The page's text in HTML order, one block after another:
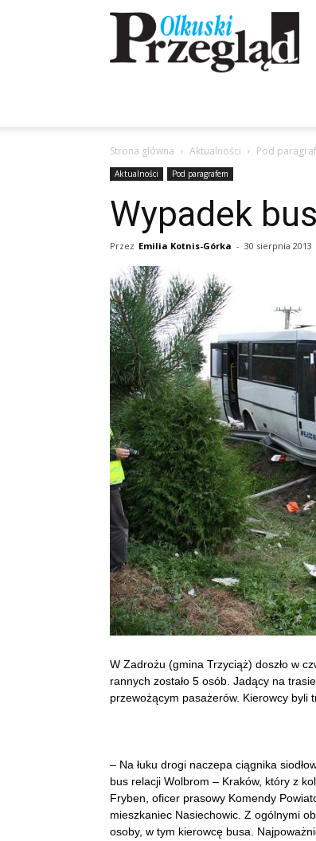
Przegląd
Olkuski
Strona główna Aktualności Pod
Aktualności Pod paragrafem
Wypadek
Przez Emilia Kotnis-Górka - 30 sierpnia 2013
W Zadrożu (gmina Trzyciąż) doszło w
rannych zostało 5 osób. Jadący na
przewożącym pasażerów. Kierowcy byli
– Na łuku drogi naczepa ciągnika
bus relacji Wolbrom – Kraków, który z
Fryben, oficer prasowy Komendy
mieszkaniec Nasiechowic. Z ogólnymi
osoby, w tym kierowcę busa.